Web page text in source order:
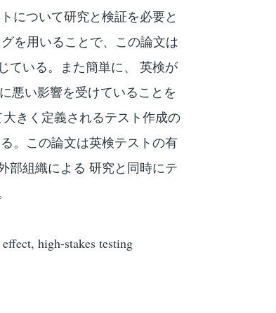
について研究と検証を必要と
を用いることで、この論文は
ている。また簡単に、 英検が
悪い影響を受けていることを
きく定義されるテスト作成の
。この論文は英検テストの有
部組織による 研究と同時にテ
high-stakes testing